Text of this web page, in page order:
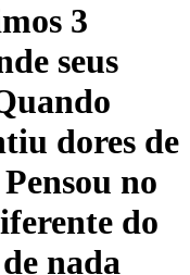
3
seus
dores de
no
do
nada